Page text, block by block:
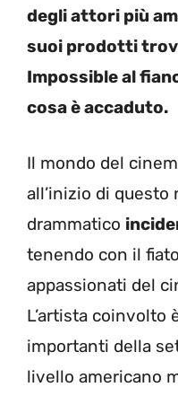
degli attori più
suoi prodotti
Impossible al
cosa è accaduto.
Il mondo del
all’inizio di questo
drammatico
tenendo con il
appassionati del
L’artista coinvolto
importanti della
livello americano